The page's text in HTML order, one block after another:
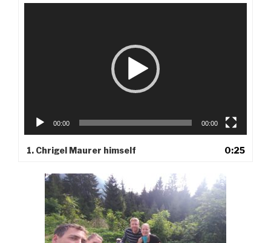
00:00 00:00
1. Chrigel Maurer himself 0:25